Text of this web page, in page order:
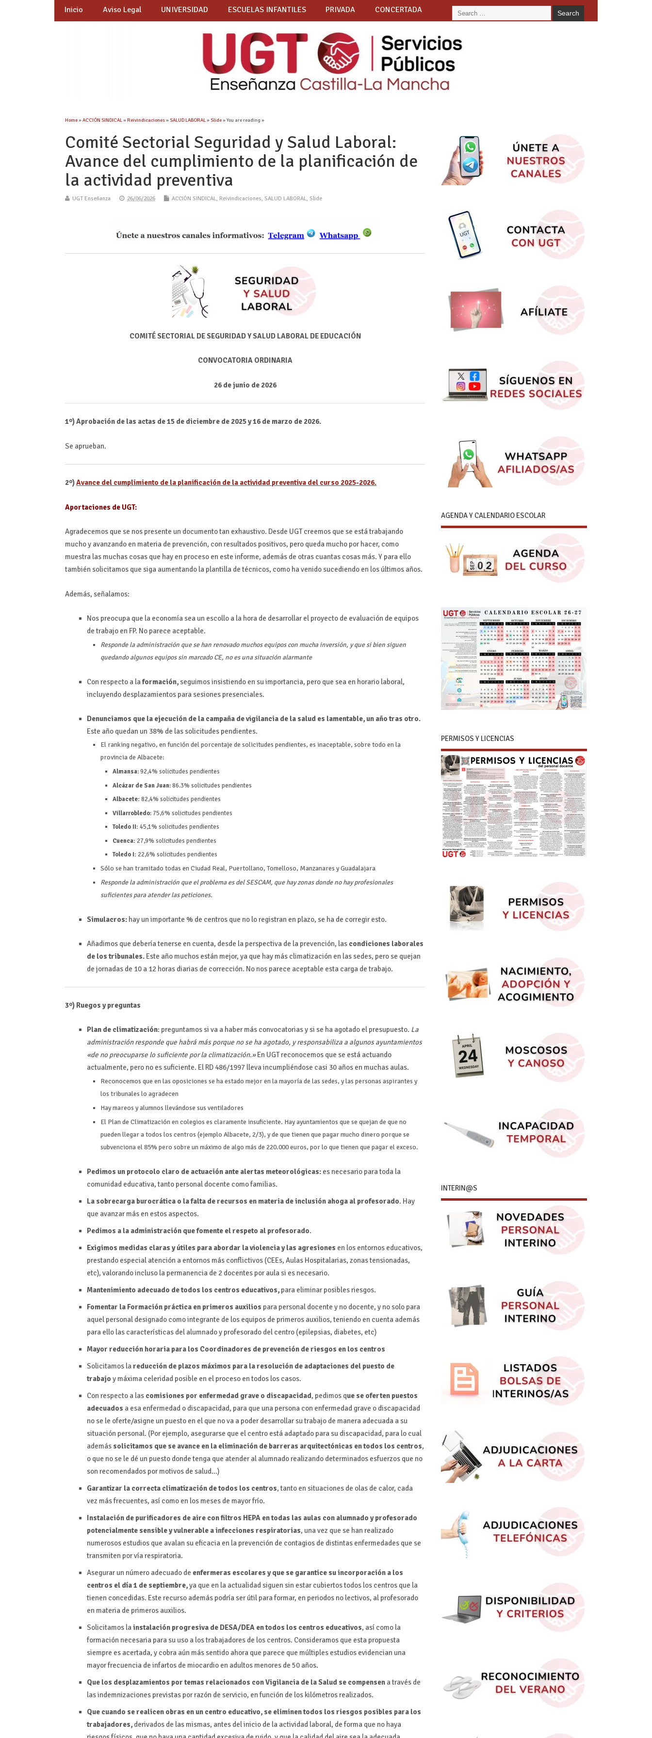
Inicio Aviso Legal UNIVERSIDAD ESCUELAS INFANTILES PRIVADA CONCERTADA
Home»ACCIÓN SINDICAL»Reivindicaciones»SALUD LABORAL»Slide» You are reading »
Comité Sectorial Seguridad y Salud Laboral:
Avance del cumplimiento de la planificación de
la actividad preventiva
UGT Enseñanza 26/06/2026 ACCIÓN SINDICAL, Reivindicaciones, SALUD LABORAL, Slide
COMITÉ SECTORIAL DE SEGURIDAD Y SALUD LABORAL DE EDUCACIÓN
CONVOCATORIA ORDINARIA
26 de junio de 2026
1º) Aprobación de las actas de 15 de diciembre de 2025 y 16 de marzo de 2026.
Se aprueban.
2º)Avance del cumplimiento de la planificación de la actividad preventiva del curso 2025-2026.
Aportaciones de UGT:
Agradecemos que se nos presente un documento tan exhaustivo. Desde UGT creemos que se está trabajando
mucho y avanzando en materia de prevención, con resultados positivos, pero queda mucho por hacer, como
muestra las muchas cosas que hay en proceso en este informe, además de otras cuantas cosas más. Y para ello
también solicitamos que siga aumentando la plantilla de técnicos, como ha venido sucediendo en los últimos años.
Además, señalamos:
Nos preocupa que la economía sea un escollo a la hora de desarrollar el proyecto de evaluación de equipos
de trabajo en FP. No parece aceptable.
Responde la administración que se han renovado muchos equipos con mucha inversión, y que si bien siguen
quedando algunos equipos sin marcado CE, no es una situación alarmante
Con respecto a laformación, seguimos insistiendo en su importancia, pero que sea en horario laboral,
incluyendo desplazamientos para sesiones presenciales.
Denunciamos que la ejecución de la campaña de vigilancia de la salud es lamentable, un año tras otro.
Este año quedan un 38% de las solicitudes pendientes.
El ranking negativo, en función del porcentaje de solicitudes pendientes, es inaceptable, sobre todo en la
provincia de Albacete:
Almansa: 92,4% solicitudes pendientes
Alcázar de San Juan: 86.3% solicitudes pendientes
Albacete: 82,4% solicitudes pendientes
Villarrobledo: 75,6% solicitudes pendientes
Toledo II: 45,1% solicitudes pendientes
Cuenca: 27,9% solicitudes pendientes
Toledo I: 22,6% solicitudes pendientes
Sólo se han tramitado todas en Ciudad Real, Puertollano, Tomelloso, Manzanares y Guadalajara
Responde la administración que el problema es del SESCAM, que hay zonas donde no hay profesionales
suficientes para atender las peticiones.
Simulacros: hay un importante % de centros que no lo registran en plazo, se ha de corregir esto.
Añadimos que debería tenerse en cuenta, desde la perspectiva de la prevención, las condiciones laborales
de los tribunales. Este año muchos están mejor, ya que hay más climatización en las sedes, pero se quejan
de jornadas de 10 a 12 horas diarias de corrección. No nos parece aceptable esta carga de trabajo.
3º) Ruegos y preguntas
Plan de climatización: preguntamos si va a haber más convocatorias y si se ha agotado el presupuesto. La
administración responde que habrá más porque no se ha agotado, y responsabiliza a algunos ayuntamientos
«de no preocuparse lo suficiente por la climatización.»En UGT reconocemos que se está actuando
actualmente, pero no es suficiente. El RD 486/1997 lleva incumpliéndose casi 30 años en muchas aulas.
Reconocemos que en las oposiciones se ha estado mejor en la mayoría de las sedes, y las personas aspirantes y
los tribunales lo agradecen
Hay mareos y alumnos llevándose sus ventiladores
El Plan de Climatización en colegios es claramente insuficiente. Hay ayuntamientos que se quejan de que no
pueden llegar a todos los centros (ejemplo Albacete, 2/3), y de que tienen que pagar mucho dinero porque se
subvenciona el 85% pero sobre un máximo de algo más de 220.000 euros, por lo que tienen que pagar el exceso.
Pedimos un protocolo claro de actuación ante alertas meteorológicas: es necesario para toda la
comunidad educativa, tanto personal docente como familias.
La sobrecarga burocrática o la falta de recursos en materia de inclusión ahoga al profesorado. Hay
que avanzar más en estos aspectos.
Pedimos a la administración que fomente el respeto al profesorado.
Exigimos medidas claras y útiles para abordar la violencia y las agresiones en los entornos educativos,
prestando especial atención a entornos más conflictivos (CEEs, Aulas Hospitalarias, zonas tensionadas,
etc), valorando incluso la permanencia de 2 docentes por aula si es necesario.
Mantenimiento adecuado de todos los centros educativos, para eliminar posibles riesgos.
Fomentar la Formación práctica en primeros auxilios para personal docente y no docente, y no solo para
aquel personal designado como integrante de los equipos de primeros auxilios, teniendo en cuenta además
para ello las características del alumnado y profesorado del centro (epilepsias, diabetes, etc)
Mayor reducción horaria para los Coordinadores de prevención de riesgos en los centros
Solicitamos lareducción de plazos máximos para la resolución de adaptaciones del puesto de
trabajo y máxima celeridad posible en el proceso en todos los casos.
Con respecto a las comisiones por enfermedad grave o discapacidad, pedimos que se oferten puestos
adecuados a esa enfermedad o discapacidad, para que una persona con enfermedad grave o discapacidad
no se le oferte/asigne un puesto en el que no va a poder desarrollar su trabajo de manera adecuada a su
situación personal. (Por ejemplo, asegurarse que el centro está adaptado para su discapacidad, para lo cual
además solicitamos que se avance en la eliminación de barreras arquitectónicas en todos los centros,
o que no se le dé un puesto donde tenga que atender al alumnado realizando determinados esfuerzos que no
son recomendados por motivos de salud…)
Garantizar la correcta climatización de todos los centros, tanto en situaciones de olas de calor, cada
vez más frecuentes, así como en los meses de mayor frío.
Instalación de purificadores de aire con filtros HEPA en todas las aulas con alumnado y profesorado
potencialmente sensible y vulnerable a infecciones respiratorias, una vez que se han realizado
numerosos estudios que avalan su eficacia en la prevención de contagios de distintas enfermedades que se
transmiten por vía respiratoria.
Asegurar un número adecuado de enfermeras escolares y que se garantice su incorporación a los
centros el día 1 de septiembre,ya que en la actualidad siguen sin estar cubiertos todos los centros que la
tienen concedidas. Este recurso además podría ser útil para formar, en periodos no lectivos, al profesorado
en materia de primeros auxilios.
Solicitamos lainstalación progresiva de DESA/DEA en todos los centros educativos, así como la
formación necesaria para su uso a los trabajadores de los centros. Consideramos que esta propuesta
siempre es acertada, y cobra aún más sentido ahora que parece que múltiples estudios evidencian una
mayor frecuencia de infartos de miocardio en adultos menores de 50 años.
Que los desplazamientos por temas relacionados con Vigilancia de la Salud se compensen a través de
las indemnizaciones previstas por razón de servicio, en función de los kilómetros realizados.
Que cuando se realicen obras en un centro educativo, se eliminen todos los riesgos posibles para los
trabajadores, derivados de las mismas, antes del inicio de la actividad laboral, de forma que no haya
AGENDA Y CALENDARIO ESCOLAR
PERMISOS Y LICENCIAS
INTERIN@S